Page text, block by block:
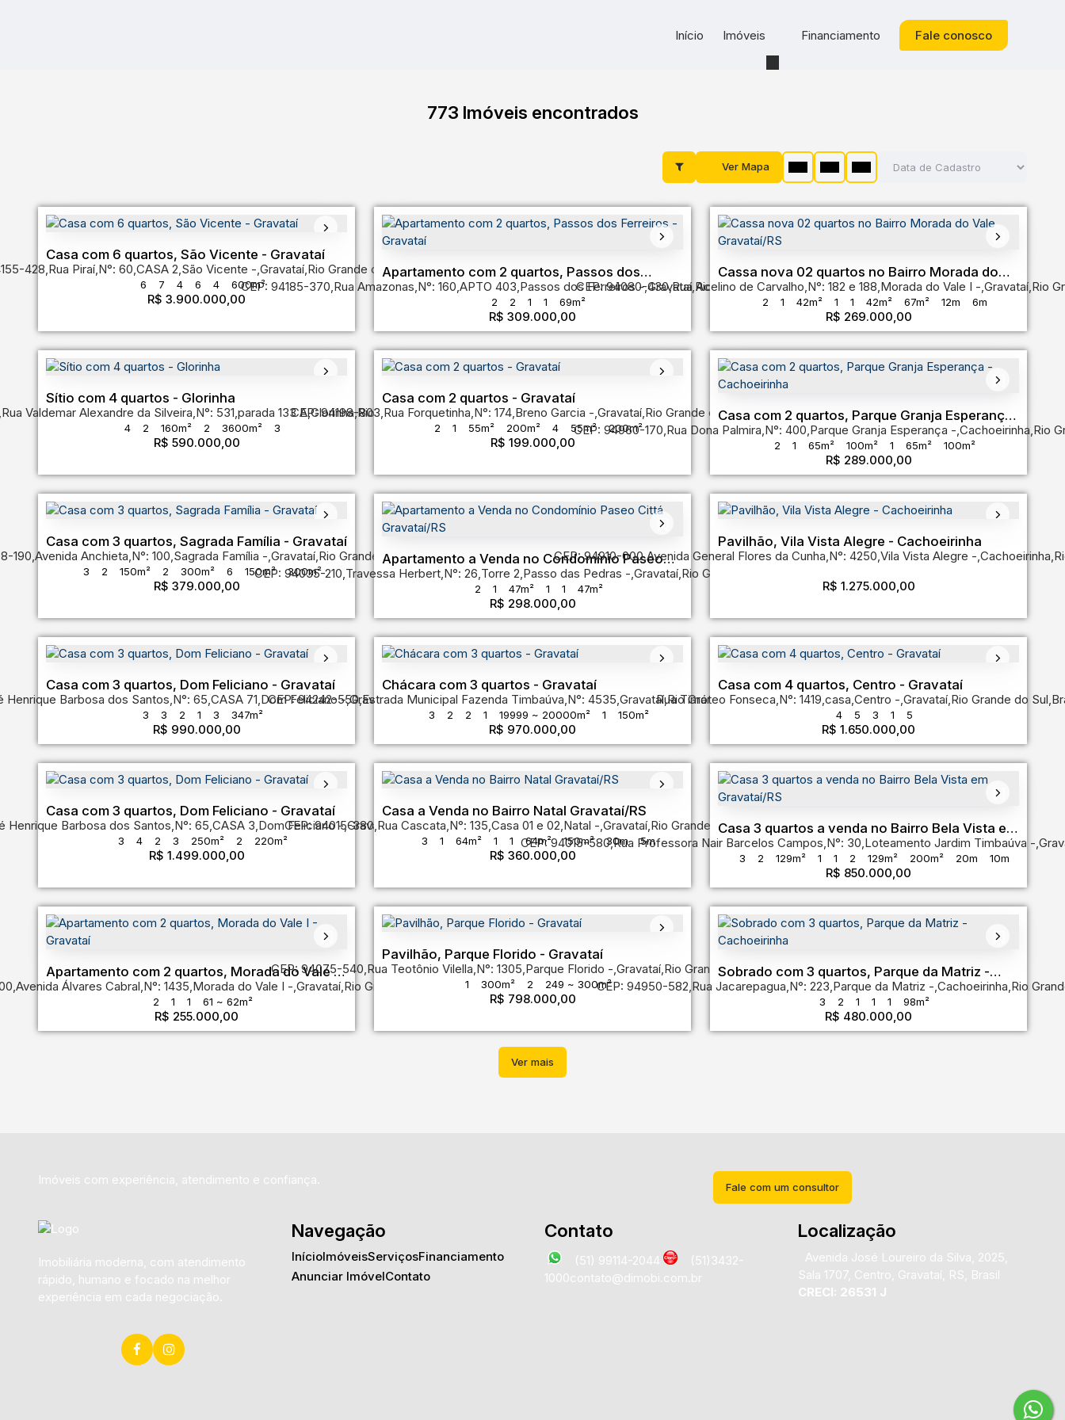
Fale conosco
Financiamento
Imóveis
Início
773 Imóveis encontrados
Ver Mapa
Casa com 6 quartos, São Vicente - Gravataí
R$ 3.900.000,00
428,Rua Piraí,N°: 60,CASA 2,São Vicente ,Gravataí,Rio Grande do Sul,Brasil
6 7 4 6 4 600m²
Apartamento com 2 quartos, Passos dos
Ferreiros - Gravataí
R$ 309.000,00
CEP: 94185-370,Rua Amazonas,N°: 160,APTO 403,Passos dos Ferreiros ,Gravataí,Rio Grande do Sul,Brasil
2 2 1 1 69m²
Cassa nova 02 quartos no Bairro Morada do
Vale Gravataí/RS
R$ 269.000,00
CEP: 94080-430,Rua Acelino de Carvalho,N°: 182 e 188,Morada do Vale I ,Gravataí,Rio
2 1 42m² 1 1 42m² 67m² 12m 6m
Sítio com 4 quartos - Glorinha
R$ 590.000,00
Rua Valdemar Alexandre da Silveira,N°: 531,parada 133 A,Glorinha,Rio Grande do Sul,Brasil
4 2 160m² 2 3600m² 3
Casa com 2 quartos - Gravataí
R$ 199.000,00
CEP: 94198-803,Rua Forquetinha,N°: 174,Breno Garcia ,Gravataí,Rio Grande do Sul,Brasil
2 1 55m² 200m² 4 55m² 200m²
Casa com 2 quartos, Parque Granja Esperança
- Cachoeirinha
R$ 289.000,00
CEP: 94960-170,Rua Dona Palmira,N°: 400,Parque Granja Esperança ,Cachoeirinha,Rio
2 1 65m² 100m² 1 65m² 100m²
Casa com 3 quartos, Sagrada Família - Gravataí
R$ 379.000,00
190,Avenida Anchieta,N°: 100,Sagrada Família ,Gravataí,Rio Grande do Sul,Brasil
3 2 150m² 2 300m² 6 150m² 300m²
Apartamento a Venda no Condomínio Paseo
Cittá Gravataí/RS
R$ 298.000,00
CEP: 94035-210,Travessa Herbert,N°: 26,Torre 2,Passo das Pedras ,Gravataí,Rio Grande do Sul
2 1 47m² 1 1 47m²
Pavilhão, Vila Vista Alegre - Cachoeirinha
R$ 1.275.000,00
CEP: 94910-000,Avenida General Flores da Cunha,N°: 4250,Vila Vista Alegre ,Cachoeirinha,
Casa com 3 quartos, Dom Feliciano - Gravataí
R$ 990.000,00
Henrique Barbosa dos Santos,N°: 65,CASA 71,Dom Feliciano ,Gravataí,Rio Grande do Sul,Brasil
3 3 2 1 3 347m²
Chácara com 3 quartos - Gravataí
R$ 970.000,00
CEP: 94242-550,Estrada Municipal Fazenda Timbaúva,N°: 4535,Gravataí,Rio Grande do Sul,Brasil
3 2 2 1 19999 ~ 20000m² 1 150m²
Casa com 4 quartos, Centro - Gravataí
R$ 1.650.000,00
Rua Timóteo Fonseca,N°: 1419,casa,Centro ,Gravataí,Rio Grande do Sul,
4 5 3 1 5
Casa com 3 quartos, Dom Feliciano - Gravataí
R$ 1.499.000,00
Henrique Barbosa dos Santos,N°: 65,CASA 3,Dom Feliciano ,Gravataí,Rio Grande do Sul,Brasil
3 4 2 3 250m² 2 220m²
Casa a Venda no Bairro Natal Gravataí/RS
R$ 360.000,00
CEP: 94015-380,Rua Cascata,N°: 135,Casa 01 e 02,Natal ,Gravataí,Rio Grande do Sul, Brasil
3 1 64m² 1 1 64m² 150m² 30m 5m
Casa 3 quartos a venda no Bairro Bela Vista em
Gravataí/RS
R$ 850.000,00
CEP: 94015-580,Rua Professora Nair Barcelos Campos,N°: 30,Loteamento Jardim Timbaúva ,
3 2 129m² 1 1 2 129m² 200m² 20m 10m
Apartamento com 2 quartos, Morada do Vale I -
Gravataí
R$ 255.000,00
,Avenida Álvares Cabral,N°: 1435,Morada do Vale I ,Gravataí,Rio Grande do Sul Brasil
2 1 1 61 ~ 62m²
Pavilhão, Parque Florido - Gravataí
R$ 798.000,00
CEP: 94075-540,Rua Teotônio Vilella,N°: 1305,Parque Florido ,Gravataí,Rio Grande do Sul,Brasil
1 300m² 2 249 ~ 300m²
Sobrado com 3 quartos, Parque da Matriz -
Cachoeirinha
R$ 480.000,00
CEP: 94950-582,Rua Jacarepagua,N°: 223,Parque da Matriz ,Cachoeirinha,Rio
3 2 1 1 1 98m²
Imóveis com experiência, atendimento e confiança. Fale com um consultor
Imobiliária moderna, com atendimento
rápido, humano e focado na melhor
experiência em cada negociação.
Navegação
InícioImóveisServiçosFinanciamento
Anunciar ImóvelContato
Contato
(51) 99114-2044
(51)3432-
1000contato@dimobi.com.br
Localização
Avenida José Loureiro da Silva, 2025,
Sala 1707, Centro, Gravataí, RS, Brasil
CRECI: 26531 J